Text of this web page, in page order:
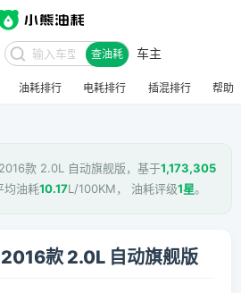
查油耗 车主
油耗排行 电耗排行 插混排行 帮助
款 2.0L 自动旗舰版，基于1,173,305
均油耗10.17L/100KM， 油耗评级1星。
款 2.0L 自动旗舰版